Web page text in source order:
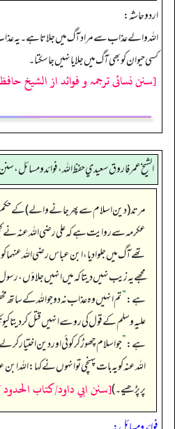
اردو حاشہ:
اللہ والے عذاب سے مراد آگ میں جلاتا ہے۔ یہ
کسی حیوان کو بھی آگ میں جلایا نہیں جا سکتا۔
[سنن نسائی ترجمہ و فوائد از الشیخ
الشيخ عمر فاروق سعيدي حفظ الله، فوائد و مسائل، سنن
مرتد (دین اسلام سے پھر جانے والے) کے
عکرمہ سے روایت ہے کہ علی رضی اللہ عنہ نے
تھے آگ میں جلوا دیا، ابن عباس رضی اللہ عنہما
مجھے یہ زیب نہیں دیتا کہ میں انہیں جلاؤں، رسول
ہے:”تم انہیں وہ عذاب نہ دو جو اللہ کے
علیہ وسلم کے قول کی رو سے انہیں قتل کر دیتا
ہے:”جو اسلام چھوڑ کر کوئی اور دین اختیار
اللہ عنہ کو یہ بات پہنچی تو انہوں نے کہا:
پر پڑھیے۔)[سنن ابي داود/كتاب الحدود /